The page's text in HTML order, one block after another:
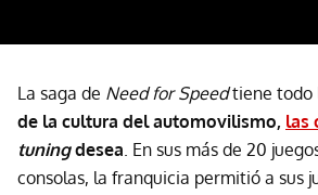
La saga de Need for Speedtiene todo
de la cultura del automovilismo, las
tuningdesea. En sus más de 20
consolas, la franquicia permitió a sus